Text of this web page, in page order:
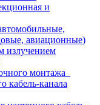
и
авиационные)
излучением
монтажа
кабель-канала